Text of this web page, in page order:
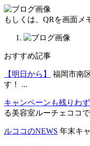
もしくは、QRを画面メ
おすすめ記事
【明日から】
福岡市南
す！ ...
キャンペーンも残りわず
る美容室ルーチェココ
ルココのNEWS 年末キ